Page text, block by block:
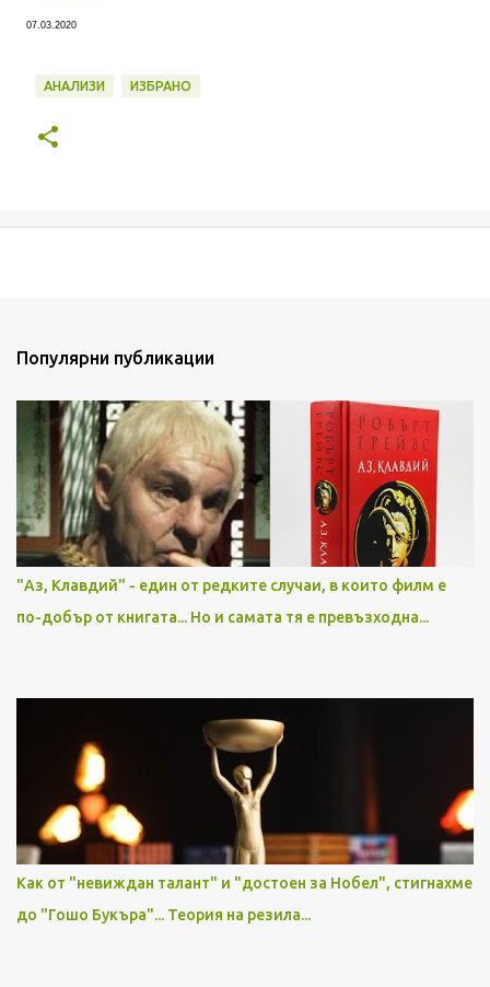
07.03.2020
АНАЛИЗИ ИЗБРАНО
Популярни публикации
"Аз, Клавдий" - един от редките случаи, в които филм е
по-добър от книгата... Но и самата тя е превъзходна...
Как от "невиждан талант" и "достоен за Нобел", стигнахме
до "Гошо Букъра"... Теория на резила...